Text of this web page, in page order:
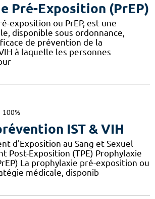
Pré-Exposition (PrEP)
exposition ou PrEP, est une
disponible sous ordonnance,
de prévention de la
à laquelle les personnes
100%
IST & VIH
d'Exposition au Sang et Sexuel
Post-Exposition (TPE) Prophylaxie
La prophylaxie pré-exposition ou
médicale, disponib